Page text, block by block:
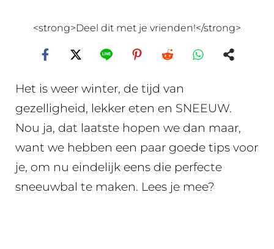
<strong>Deel dit met je vrienden!</strong>
Het is weer winter, de tijd van
gezelligheid, lekker eten en SNEEUW.
Nou ja, dat laatste hopen we dan maar,
want we hebben een paar goede tips voor
je, om nu eindelijk eens die perfecte
sneeuwbal te maken. Lees je mee?